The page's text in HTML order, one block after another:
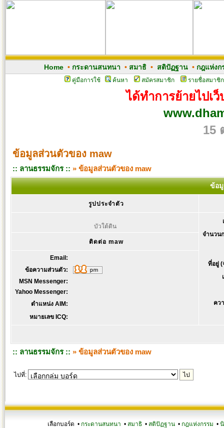
Home• กระดานสนทนา • สมาธิ• สติปัฏฐาน• กฎแห่งก
คู่มือการใช้ ค้นหา สมัครสมาชิก รายชื่อสมาชิก
ได้ทำการย้ายไปเ
15
ข้อมูลส่วนตัวของ maw
:: ลานธรรมจักร :: » ข้อมูลส่วนตัวของ maw
ข้อ
รูปประจำตัว
บัวใต้ดิน
จำนวน
ที่อยู่ (
คว
ติดต่อ maw
Email:
ข้อความส่วนตัว:
MSN Messenger:
Yahoo Messenger:
ตำแหน่ง AIM:
หมายเลข ICQ:
:: ลานธรรมจักร :: » ข้อมูลส่วนตัวของ maw
ไปที่:
เลือกบอร์ด • กระดานสนทนา • สมาธิ • สติปัฏฐาน • กฎแห่งกรรม •